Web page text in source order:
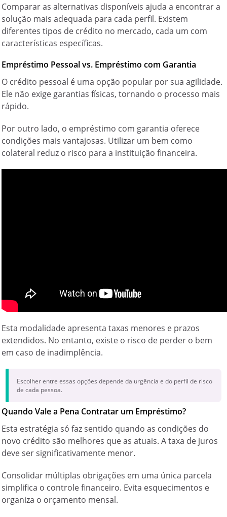
Comparar as alternativas disponíveis ajuda a encontrar a
solução mais adequada para cada perfil. Existem
diferentes tipos de crédito no mercado, cada um com
características específicas.
Empréstimo Pessoal vs. Empréstimo com Garantia
O crédito pessoal é uma opção popular por sua agilidade.
Ele não exige garantias físicas, tornando o processo mais
rápido.
Por outro lado, o empréstimo com garantia oferece
condições mais vantajosas. Utilizar um bem como
colateral reduz o risco para a instituição financeira.
Esta modalidade apresenta taxas menores e prazos
extendidos. No entanto, existe o risco de perder o bem
em caso de inadimplência.
Escolher entre essas opções depende da urgência e do perfil de risco
de cada pessoa.
Quando Vale a Pena Contratar um Empréstimo?
Esta estratégia só faz sentido quando as condições do
novo crédito são melhores que as atuais. A taxa de juros
deve ser significativamente menor.
Consolidar múltiplas obrigações em uma única parcela
simplifica o controle financeiro. Evita esquecimentos e
organiza o orçamento mensal.